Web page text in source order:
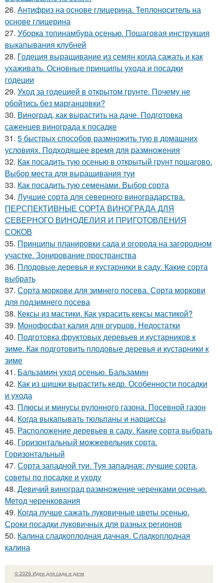
26. Антифриз на основе глицерина. Теплоноситель на
основе глицерина
27. Уборка топинамбура осенью. Пошаговая инструкция
выкапывания клубней
28. Годеция выращивание из семян когда сажать и как
ухаживать. Основные принципы ухода и посадки
годеции
29. Уход за годецией в открытом грунте. Почему не
обойтись без марганцовки?
30. Виноград, как вырастить на даче. Подготовка
саженцев винограда к посадке
31. 5 быстрых способов размножить тую в домашних
условиях. Подходящее время для размножения
32. Как посадить тую осенью в открытый грунт пошагово.
Выбор места для выращивания туи
33. Как посадить тую семенами. Выбор сорта
34. Лучшие сорта для северного виноградарства.
ПЕРСПЕКТИВНЫЕ СОРТА ВИНОГРАДА ДЛЯ
CЕВЕРНОГО ВИНОДЕЛИЯ И ПРИГОТОВЛЕНИЯ
СОКОВ
35. Принципы планировки сада и огорода на загородном
участке. Зонирование пространства
36. Плодовые деревья и кустарники в саду. Какие сорта
выбрать
37. Сорта моркови для зимнего посева. Сорта моркови
для подзимнего посева
38. Кексы из мастики. Как украсить кексы мастикой?
39. Монофосфат калия для огурцов. Недостатки
40. Подготовка фруктовых деревьев и кустарников к
зиме. Как подготовить плодовые деревья и кустарники к
зиме
41. Бальзамин уход осенью. Бальзамин
42. Как из шишки вырастить кедр. Особенности посадки
и ухода
43. Плюсы и минусы рулонного газона. Посевной газон
44. Когда выкапывать тюльпаны и нарциссы
45. Расположение деревьев в саду. Какие сорта выбрать
46. Горизонтальный можжевельник сорта.
Горизонтальный
47. Сорта западной туи. Туя западная: лучшие сорта,
советы по посадке и уходу
48. Девичий виноград размножение черенками осенью.
Метод черенкования
49. Когда лучше сажать луковичные цветы осенью.
Сроки посадки луковичных для разных регионов
50. Калина сладкоплодная дачная. Сладкоплодная
калина
© 2026 Идеи для сада и дачи